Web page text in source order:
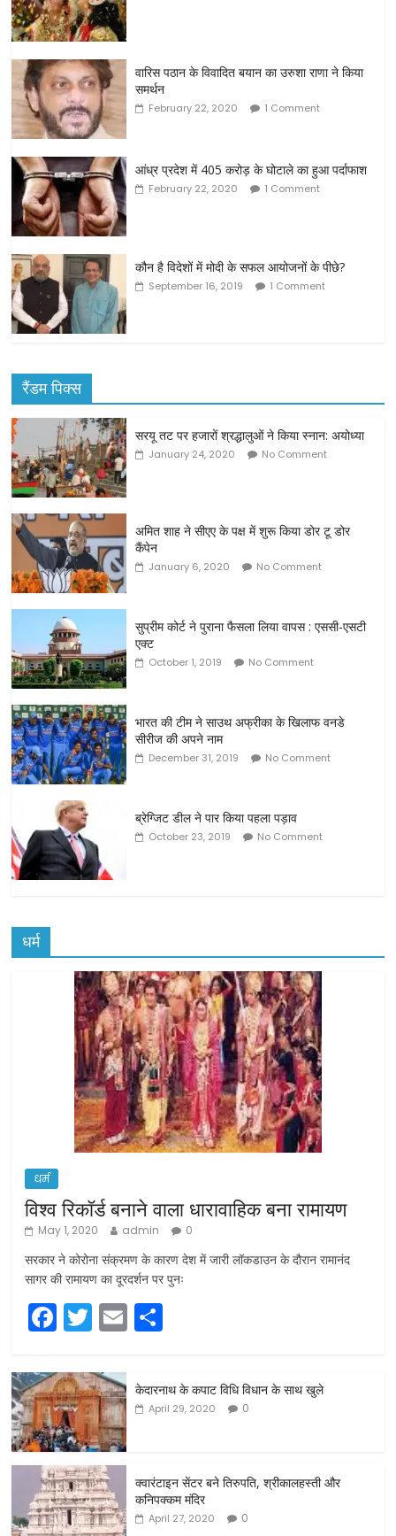
वारिस पठान के विवादित बयान का उरुशा राणा ने किया
समर्थन
February 22, 2020 1 Comment
आंध्र प्रदेश में 405 करोड़ के घोटाले का हुआ पर्दाफाश
February 22, 2020 1 Comment
कौन है विदेशों में मोदी के सफल आयोजनों के पीछे?
September 16, 2019 1 Comment
रैंडम पिक्स
सरयू तट पर हजारों श्रद्धालुओं ने किया स्नान: अयोध्या
January 24, 2020 No Comment
अमित शाह ने सीएए के पक्ष में शुरू किया डोर टू डोर
कैंपेन
January 6, 2020 No Comment
सुप्रीम कोर्ट ने पुराना फैसला लिया वापस : एससी-एसटी
एक्ट
October 1, 2019 No Comment
भारत की टीम ने साउथ अफ्रीका के खिलाफ वनडे
सीरीज की अपने नाम
December 31, 2019 No Comment
ब्रेग्जिट डील ने पार किया पहला पड़ाव
October 23, 2019 No Comment
धर्म
धर्म
विश्व रिकॉर्ड बनाने वाला धारावाहिक बना रामायण
May 1, 2020 admin 0
सरकार ने कोरोना संक्रमण के कारण देश में जारी लॉकडाउन के दौरान रामानंद
सागर की रामायण का दूरदर्शन पर पुनः
F
a
c
e
b
o
o
k
T
w
itt
er
E
m
ai ar
e
केदारनाथ के कपाट विधि विधान के साथ खुले
April 29, 2020 0
क्वारंटाइन सेंटर बने तिरुपति, श्रीकालहस्ती और
कनिपक्कम मंदिर
April 27, 2020 0